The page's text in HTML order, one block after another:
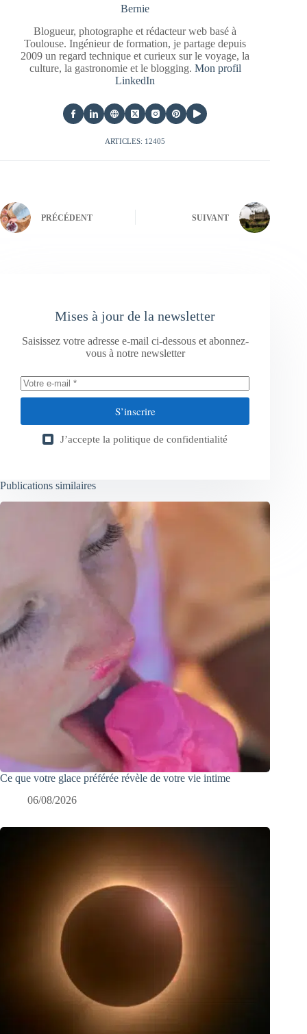
Bernie
Blogueur, photographe et rédacteur web basé à
Toulouse. Ingénieur de formation, je partage depuis
2009 un regard technique et curieux sur le voyage, la
culture, la gastronomie et le blogging. Mon profil
LinkedIn
ARTICLES: 12405
PRÉCÉDENT SUIVANT
Mises à jour de la newsletter
Saisissez votre adresse e-mail ci-dessous et abonnez-
vous à notre newsletter
S’inscrire
J’accepte la politique de confidentialité
Publications similaires
Ce que votre glace préférée révèle de votre vie intime
06/08/2026